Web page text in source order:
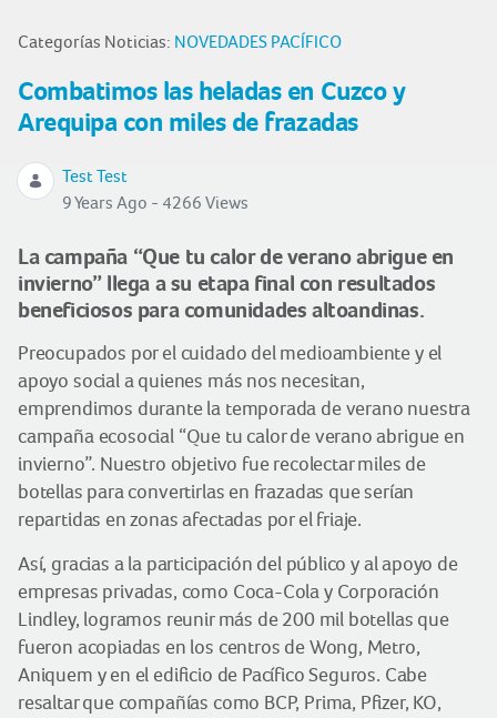
Categorías Noticias: NOVEDADES PACÍFICO
Combatimos las heladas en Cuzco y
Arequipa con miles de frazadas
Test Test
9 Years Ago - 4266 Views
La campaña “Que tu calor de verano abrigue en
invierno” llega a su etapa final con resultados
beneficiosos para comunidades altoandinas.
Preocupados por el cuidado del medioambiente y el
apoyo social a quienes más nos necesitan,
emprendimos durante la temporada de verano nuestra
campaña ecosocial “Que tu calor de verano abrigue en
invierno”. Nuestro objetivo fue recolectar miles de
botellas para convertirlas en frazadas que serían
repartidas en zonas afectadas por el friaje.
Así, gracias a la participación del público y al apoyo de
empresas privadas, como Coca-Cola y Corporación
Lindley, logramos reunir más de 200 mil botellas que
fueron acopiadas en los centros de Wong, Metro,
Aniquem y en el edificio de Pacífico Seguros. Cabe
resaltar que compañías como BCP, Prima, Pfizer, KO,